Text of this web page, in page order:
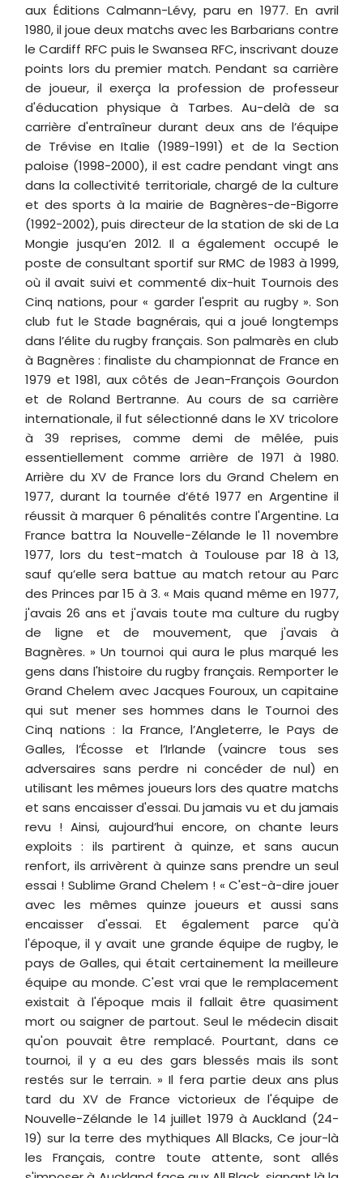
aux Éditions Calmann-Lévy, paru en 1977. En avril
1980, il joue deux matchs avec les Barbarians contre
le Cardiff RFC puis le Swansea RFC, inscrivant douze
points lors du premier match. Pendant sa carrière
de joueur, il exerça la profession de professeur
d'éducation physique à Tarbes. Au-delà de sa
carrière d'entraîneur durant deux ans de l’équipe
de Trévise en Italie (1989-1991) et de la Section
paloise (1998-2000), il est cadre pendant vingt ans
dans la collectivité territoriale, chargé de la culture
et des sports à la mairie de Bagnères-de-Bigorre
(1992-2002), puis directeur de la station de ski de La
Mongie jusqu’en 2012. Il a également occupé le
poste de consultant sportif sur RMC de 1983 à 1999,
où il avait suivi et commenté dix-huit Tournois des
Cinq nations, pour « garder l'esprit au rugby ». Son
club fut le Stade bagnérais, qui a joué longtemps
dans l’élite du rugby français. Son palmarès en club
à Bagnères : finaliste du championnat de France en
1979 et 1981, aux côtés de Jean-François Gourdon
et de Roland Bertranne. Au cours de sa carrière
internationale, il fut sélectionné dans le XV tricolore
à 39 reprises, comme demi de mêlée, puis
essentiellement comme arrière de 1971 à 1980.
Arrière du XV de France lors du Grand Chelem en
1977, durant la tournée d’été 1977 en Argentine il
réussit à marquer 6 pénalités contre l'Argentine. La
France battra la Nouvelle-Zélande le 11 novembre
1977, lors du test-match à Toulouse par 18 à 13,
sauf qu’elle sera battue au match retour au Parc
des Princes par 15 à 3. « Mais quand même en 1977,
j'avais 26 ans et j'avais toute ma culture du rugby
de ligne et de mouvement, que j'avais à
Bagnères. » Un tournoi qui aura le plus marqué les
gens dans l'histoire du rugby français. Remporter le
Grand Chelem avec Jacques Fouroux, un capitaine
qui sut mener ses hommes dans le Tournoi des
Cinq nations : la France, l’Angleterre, le Pays de
Galles, l’Écosse et l’Irlande (vaincre tous ses
adversaires sans perdre ni concéder de nul) en
utilisant les mêmes joueurs lors des quatre matchs
et sans encaisser d'essai. Du jamais vu et du jamais
revu ! Ainsi, aujourd’hui encore, on chante leurs
exploits : ils partirent à quinze, et sans aucun
renfort, ils arrivèrent à quinze sans prendre un seul
essai ! Sublime Grand Chelem ! « C'est-à-dire jouer
avec les mêmes quinze joueurs et aussi sans
encaisser d'essai. Et également parce qu'à
l'époque, il y avait une grande équipe de rugby, le
pays de Galles, qui était certainement la meilleure
équipe au monde. C'est vrai que le remplacement
existait à l'époque mais il fallait être quasiment
mort ou saigner de partout. Seul le médecin disait
qu'on pouvait être remplacé. Pourtant, dans ce
tournoi, il y a eu des gars blessés mais ils sont
restés sur le terrain. » Il fera partie deux ans plus
tard du XV de France victorieux de l'équipe de
Nouvelle-Zélande le 14 juillet 1979 à Auckland (24-
19) sur la terre des mythiques All Blacks, Ce jour-là
les Français, contre toute attente, sont allés